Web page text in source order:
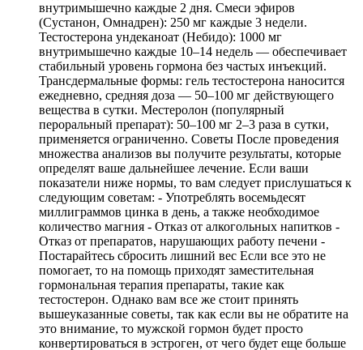
внутримышечно каждые 2 дня. Смеси эфиров
(Сустанон, Омнадрен): 250 мг каждые 3 недели.
Тестостерона ундеканоат (Небидо): 1000 мг
внутримышечно каждые 10–14 недель — обеспечивает
стабильный уровень гормона без частых инъекций.
Трансдермальные формы: гель тестостерона наносится
ежедневно, средняя доза — 50–100 мг действующего
вещества в сутки. Местеролон (популярный
пероральный препарат): 50–100 мг 2–3 раза в сутки,
применяется ограниченно. Советы После проведения
множества анализов вы получите результаты, которые
определят ваше дальнейшее лечение. Если ваши
показатели ниже нормы, то вам следует прислушаться к
следующим советам: - Употреблять восемьдесят
миллиграммов цинка в день, а также необходимое
количество магния - Отказ от алкогольных напитков -
Отказ от препаратов, нарушающих работу печени -
Постарайтесь сбросить лишний вес Если все это не
помогает, то на помощь приходят заместительная
гормональная терапия препараты, такие как
тестостерон. Однако вам все же стоит принять
вышеуказанные советы, так как если вы не обратите на
это внимание, то мужской гормон будет просто
конвертироваться в эстроген, от чего будет еще больше